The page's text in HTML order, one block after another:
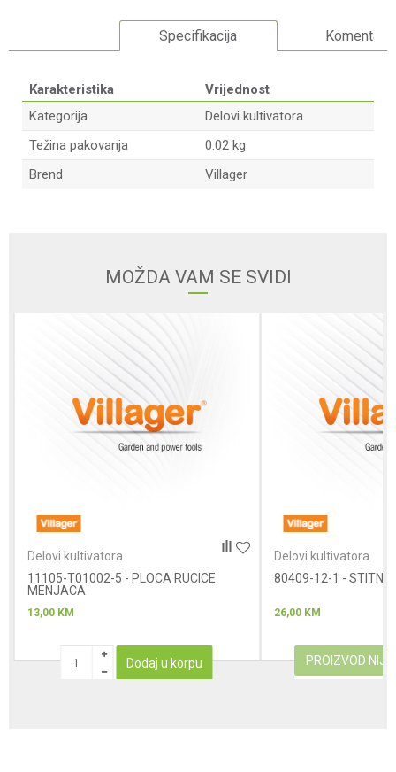
Specifikacija Komentari
Karakteristika
Vrijednost
Kategorija
Delovi kultivatora
Težina pakovanja
0.02 kg
Brend
Villager
POŠALJI
MOŽDA VAM SE SVIDI
Delovi kultivatora
11105-T01002-5 - PLOCA RUCICE
MENJACA
13,00 KM
Dodaj u korpu
Delovi kultivatora
80409-12-1 - STITNIK
26,00 KM
PROIZVOD